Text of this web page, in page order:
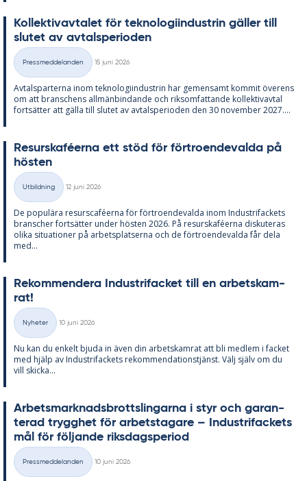
Kol­lek­tivav­ta­let för tek­no­lo­gi­in­du­strin gäl­ler till
slu­tet av av­tal­s­pe­ri­o­den
Kategorier
Pressmeddelanden
15 juni 2026
Av­tals­par­ter­na inom tek­no­lo­gi­in­du­strin har ge­men­samt kom­mit över­ens
om att bran­schens all­män­bin­dan­de och riksom­fat­tan­de kol­lek­tivav­tal
fort­sät­ter att gäl­la till slu­tet av av­tal­s­pe­ri­o­den den 30 no­vem­ber 2027....
Re­surskafé­er­na ett stöd för för­tro­en­de­val­da på
hös­ten
Kategorier
Utbildning
12 juni 2026
De po­pu­lä­ra re­surscafé­er­na för för­tro­en­de­val­da inom In­du­stri­fac­kets
branscher fort­sät­ter un­der hös­ten 2026. På re­surskafé­er­na dis­ku­te­ras
oli­ka si­tu­a­tio­ner på ar­bets­plat­ser­na och de för­tro­en­de­val­da får dela
med...
Re­kom­men­de­ra In­du­stri­fac­ket till en ar­bets­kam­
rat!
Kategorier
Nyheter
10 juni 2026
Nu kan du en­kelt bju­da in även din ar­bets­kam­rat att bli med­lem i fac­ket
med hjälp av In­du­stri­fac­kets re­kom­men­da­tions­tjänst. Välj själv om du
vill skic­ka...
Ar­bets­mark­nads­brotts­ling­ar­na i styr och ga­ran­
te­rad trygg­het för ar­bets­ta­ga­re – In­du­stri­fac­kets
mål för föl­jan­de riks­dags­pe­ri­od
Kategorier
Pressmeddelanden
10 juni 2026